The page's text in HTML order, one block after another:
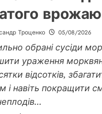
врожаю
Троценко 05/08/2026
обрані сусіди
ураження
відсотків,
і навіть покращити